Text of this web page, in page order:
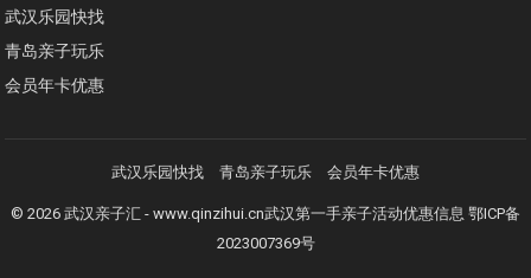
武汉乐园快找
青岛亲子玩乐
会员年卡优惠
武汉乐园快找 青岛亲子玩乐 会员年卡优惠
© 2026 武汉亲子汇 - www.qinzihui.cn武汉第一手亲子活动优惠信息 鄂ICP备
2023007369号